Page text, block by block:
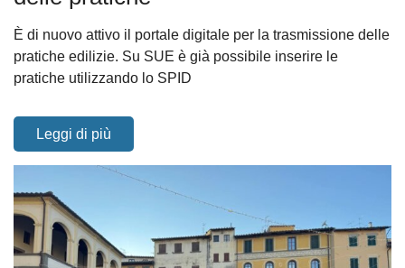
È di nuovo attivo il portale digitale per la trasmissione delle
pratiche edilizie. Su SUE è già possibile inserire le
pratiche utilizzando lo SPID
Leggi di più